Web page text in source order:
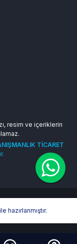
resim ve içeriklerin
TİCARET